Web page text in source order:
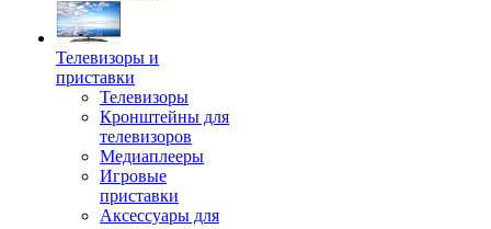
Телевизоры и
приставки
Телевизоры
Кронштейны для
телевизоров
Медиаплееры
Игровые
приставки
Аксессуары для